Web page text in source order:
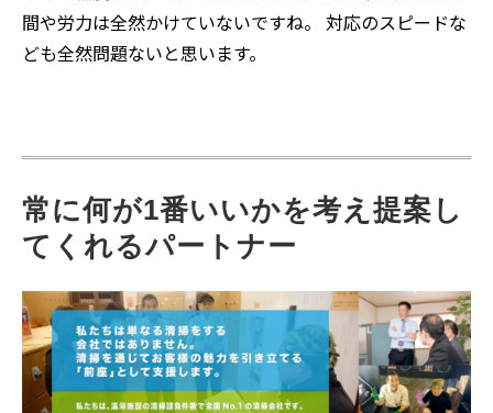
間や労力は全然かけていないですね。 対応のスピードな
ども全然問題ないと思います。
常に何が1番いいかを考え提案し
てくれるパートナー